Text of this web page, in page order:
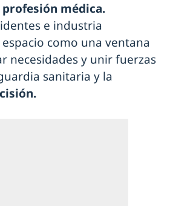
profesión médica.
e industria
como una ventana
necesidades y unir fuerzas
sanitaria y la